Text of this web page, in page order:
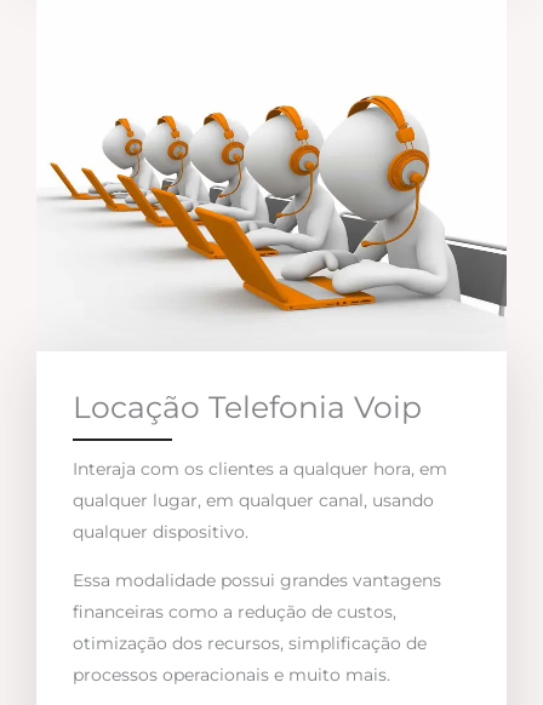
Locação Telefonia Voip
Interaja com os clientes a qualquer hora, em
qualquer lugar, em qualquer canal, usando
qualquer dispositivo.
Essa modalidade possui grandes vantagens
financeiras como a redução de custos,
otimização dos recursos, simplificação de
processos operacionais e muito mais.